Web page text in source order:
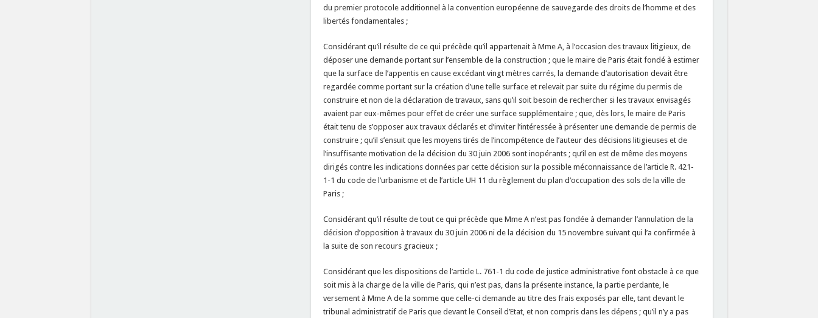
du premier protocole additionnel à la convention européenne de sauvegarde des droits de l’homme et des
libertés fondamentales ;
Considérant qu’il résulte de ce qui précède qu’il appartenait à Mme A, à l’occasion des travaux litigieux, de
déposer une demande portant sur l’ensemble de la construction ; que le maire de Paris était fondé à estimer
que la surface de l’appentis en cause excédant vingt mètres carrés, la demande d’autorisation devait être
regardée comme portant sur la création d’une telle surface et relevait par suite du régime du permis de
construire et non de la déclaration de travaux, sans qu’il soit besoin de rechercher si les travaux envisagés
avaient par eux-mêmes pour effet de créer une surface supplémentaire ; que, dès lors, le maire de Paris
était tenu de s’opposer aux travaux déclarés et d’inviter l’intéressée à présenter une demande de permis de
construire ; qu’il s’ensuit que les moyens tirés de l’incompétence de l’auteur des décisions litigieuses et de
l’insuffisante motivation de la décision du 30 juin 2006 sont inopérants ; qu’il en est de même des moyens
dirigés contre les indications données par cette décision sur la possible méconnaissance de l’article R. 421-
1-1 du code de l’urbanisme et de l’article UH 11 du règlement du plan d’occupation des sols de la ville de
Paris ;
Considérant qu’il résulte de tout ce qui précède que Mme A n’est pas fondée à demander l’annulation de la
décision d’opposition à travaux du 30 juin 2006 ni de la décision du 15 novembre suivant qui l’a confirmée à
la suite de son recours gracieux ;
Considérant que les dispositions de l’article L. 761-1 du code de justice administrative font obstacle à ce que
soit mis à la charge de la ville de Paris, qui n’est pas, dans la présente instance, la partie perdante, le
versement à Mme A de la somme que celle-ci demande au titre des frais exposés par elle, tant devant le
tribunal administratif de Paris que devant le Conseil d’Etat, et non compris dans les dépens ; qu’il n’y a pas